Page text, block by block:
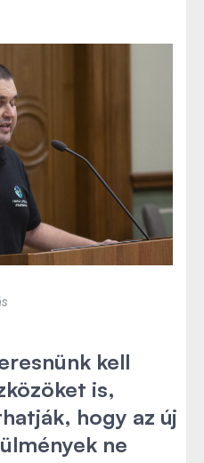
kell
is,
hogy az új
ne